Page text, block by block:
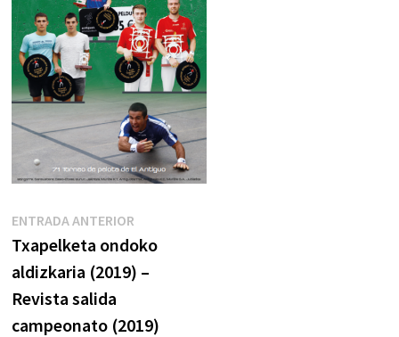
Navegación
de
entradas
ENTRADA ANTERIOR
anterior:
Txapelketa ondoko
aldizkaria (2019) –
Revista salida
campeonato (2019)